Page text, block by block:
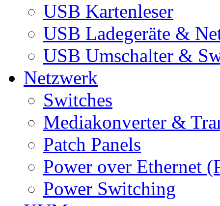
USB Kartenleser
USB Ladegeräte &
USB Umschalter &
Netzwerk
Switches
Mediakonverter &
Patch Panels
Power over Ethernet
Power Switching